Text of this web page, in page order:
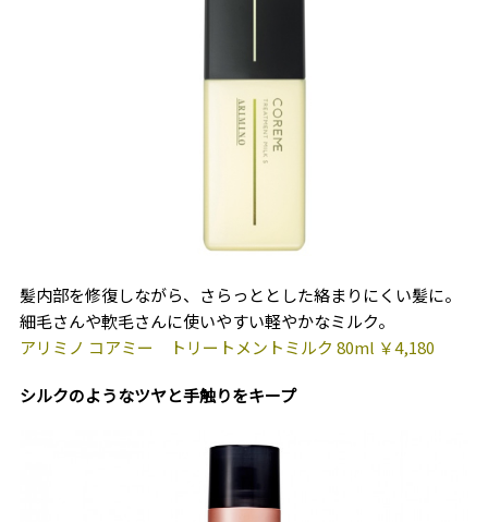
髪内部を修復しながら、さらっととした絡まりにくい髪に。
細毛さんや軟毛さんに使いやすい軽やかなミルク。
アリミノ コアミー トリートメントミルク 80ml ￥4,180
シルクのようなツヤと手触りをキープ